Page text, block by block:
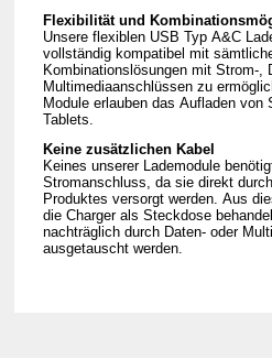
Flexibilität und
Unsere flexiblen USB Typ A&C
vollständig kompatibel mit
Kombinationslösungen mit Strom-,
Multimediaanschlüssen zu
Module erlauben das Aufladen von
Tablets.
Keine zusätzlichen Kabel
Keines unserer Lademodule
Stromanschluss, da sie direkt
Produktes versorgt werden. Aus
die Charger als Steckdose
nachträglich durch Daten- oder
ausgetauscht werden.